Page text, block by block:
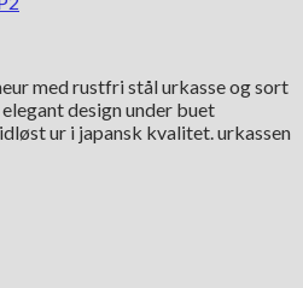
kr..
med rustfri stål urkasse og sort
design under buet
ur i japansk kvalitet. urkassen